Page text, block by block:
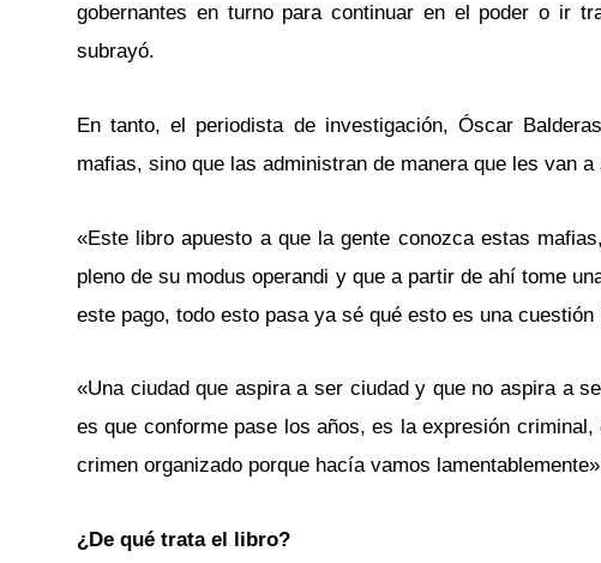
gobernantes en turno para continuar en el poder o ir
subrayó.
En tanto, el periodista de investigación, Óscar
mafias, sino que las administran de manera que les van
«Este libro apuesto a que la gente conozca estas
pleno de su modus operandi y que a partir de ahí tome
este pago, todo esto pasa ya sé qué esto es una
«Una ciudad que aspira a ser ciudad y que no aspira a
es que conforme pase los años, es la expresión
crimen organizado porque hacía vamos
¿De qué trata el libro?